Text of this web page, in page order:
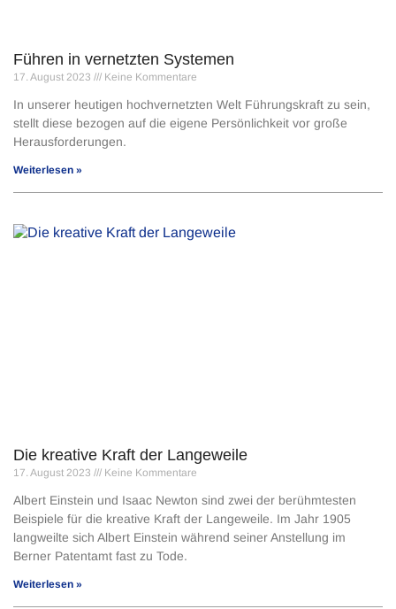
Führen in vernetzten Systemen
17. August 2023 Keine Kommentare
In unserer heutigen hochvernetzten Welt Führungskraft zu sein,
stellt diese bezogen auf die eigene Persönlichkeit vor große
Herausforderungen.
Weiterlesen »
Die kreative Kraft der Langeweile
17. August 2023 Keine Kommentare
Albert Einstein und Isaac Newton sind zwei der berühmtesten
Beispiele für die kreative Kraft der Langeweile. Im Jahr 1905
langweilte sich Albert Einstein während seiner Anstellung im
Berner Patentamt fast zu Tode.
Weiterlesen »